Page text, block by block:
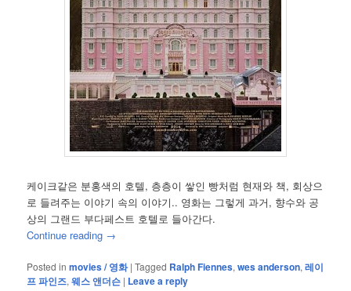
케이크같은 분홍색의 호텔, 층층이 쌓인 빵처럼 현재와 책, 회상으
로 들려주는 이야기 속의 이야기.. 영화는 그렇게 과거, 향수와 공
상의 그랜드 부다페스트 호텔로 들아간다.
Continue reading →
Posted in movies / 영화 |Tagged Ralph Fiennes,wes anderson,레이
프 파인즈,웨스 앤더슨 | Leave a reply